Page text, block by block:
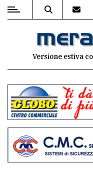
MENU
commenti
Contenuti
del
sito
Versione estiva